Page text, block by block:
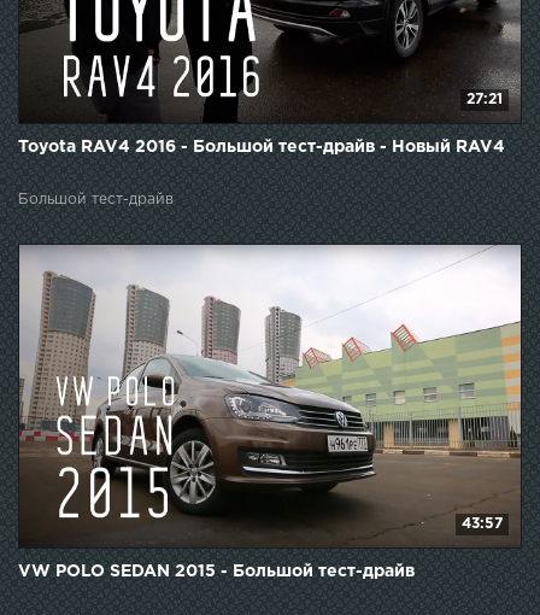
27:21
Toyota RAV4 2016 - Большой тест-драйв - Новый RAV4
Большой тест-драйв
43:57
VW POLO SEDAN 2015 - Большой тест-драйв